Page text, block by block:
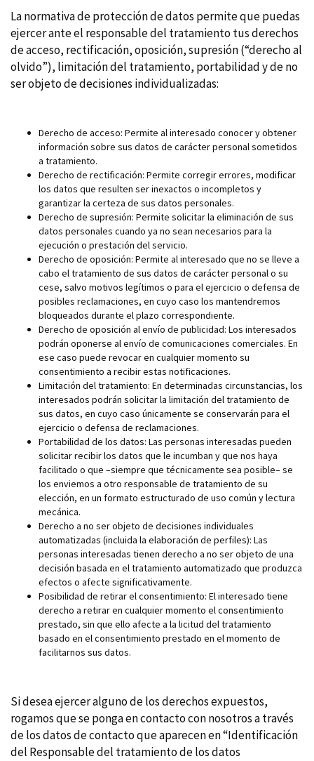
La normativa de protección de datos permite que puedas
ejercer ante el responsable del tratamiento tus derechos
de acceso, rectificación, oposición, supresión (“derecho al
olvido”), limitación del tratamiento, portabilidad y de no
ser objeto de decisiones individualizadas:
Derecho de acceso: Permite al interesado conocer y obtener
información sobre sus datos de carácter personal sometidos
a tratamiento.
Derecho de rectificación: Permite corregir errores, modificar
los datos que resulten ser inexactos o incompletos y
garantizar la certeza de sus datos personales.
Derecho de supresión: Permite solicitar la eliminación de sus
datos personales cuando ya no sean necesarios para la
ejecución o prestación del servicio.
Derecho de oposición: Permite al interesado que no se lleve a
cabo el tratamiento de sus datos de carácter personal o su
cese, salvo motivos legítimos o para el ejercicio o defensa de
posibles reclamaciones, en cuyo caso los mantendremos
bloqueados durante el plazo correspondiente.
Derecho de oposición al envío de publicidad: Los interesados
podrán oponerse al envío de comunicaciones comerciales. En
ese caso puede revocar en cualquier momento su
consentimiento a recibir estas notificaciones.
Limitación del tratamiento: En determinadas circunstancias, los
interesados podrán solicitar la limitación del tratamiento de
sus datos, en cuyo caso únicamente se conservarán para el
ejercicio o defensa de reclamaciones.
Portabilidad de los datos: Las personas interesadas pueden
solicitar recibir los datos que le incumban y que nos haya
facilitado o que –siempre que técnicamente sea posible– se
los enviemos a otro responsable de tratamiento de su
elección, en un formato estructurado de uso común y lectura
mecánica.
Derecho a no ser objeto de decisiones individuales
automatizadas (incluida la elaboración de perfiles): Las
personas interesadas tienen derecho a no ser objeto de una
decisión basada en el tratamiento automatizado que produzca
efectos o afecte significativamente.
Posibilidad de retirar el consentimiento: El interesado tiene
derecho a retirar en cualquier momento el consentimiento
prestado, sin que ello afecte a la licitud del tratamiento
basado en el consentimiento prestado en el momento de
facilitarnos sus datos.
Si desea ejercer alguno de los derechos expuestos,
rogamos que se ponga en contacto con nosotros a través
de los datos de contacto que aparecen en “Identificación
del Responsable del tratamiento de los datos